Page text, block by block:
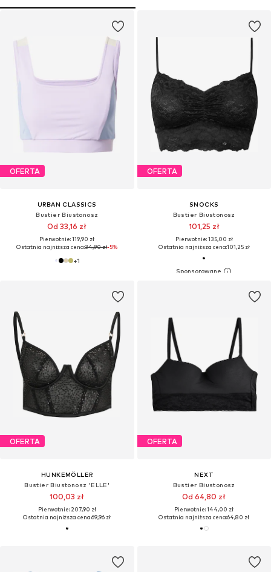
OFERTA
URBAN CLASSICS
Bustier Biustonosz
Od 33,16 zł
Pierwotnie: 119,90 zł
Ostatnia najniższa cena:34,90 zł-5%
+1
OFERTA
SNOCKS
Bustier Biustonosz
101,25 zł
Pierwotnie: 135,00 zł
Ostatnia najniższa cena:101,25 zł
OFERTA
HUNKEMÖLLER
Bustier Biustonosz 'ELLE'
100,03 zł
Pierwotnie: 207,90 zł
Ostatnia najniższa cena:69,96 zł
OFERTA
NEXT
Bustier Biustonosz
Od 64,80 zł
Pierwotnie: 144,00 zł
Ostatnia najniższa cena:64,80 zł